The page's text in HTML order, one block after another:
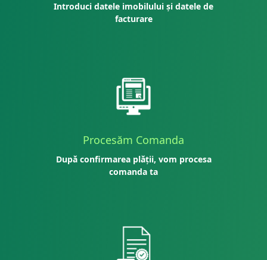
Introduci datele imobilului și datele de
facturare
Procesăm Comanda
După confirmarea plății, vom procesa
comanda ta